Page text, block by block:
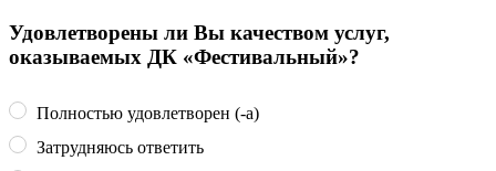
Удовлетворены ли Вы качеством услуг,
оказываемых ДК «Фестивальный»?
Полностью удовлетворен (-а)
Затрудняюсь ответить